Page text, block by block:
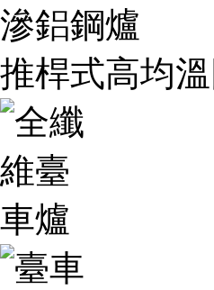
滲鋁鋼爐
推桿式高均